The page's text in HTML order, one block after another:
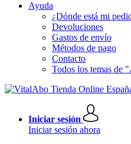
Ayuda
¿Dónde está mi
Devoluciones
Gastos de envío
Métodos de pago
Contacto
Todos los temas de
Iniciar sesión
Iniciar sesión ahora